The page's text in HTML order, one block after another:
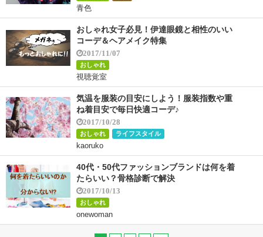
青色
おしゃれ女子必見！伊達眼鏡と相性のいい
コーデ＆ヘアメイク特集
2017/11/07
おしゃれ
視聴覚室
気温を服装の目安にしよう！服装指数や重
ね着目安で毎日快適コーデ♪
2017/10/28
おしゃれ ライフスタイル
kaoruko
40代・50代ファッションブランドは何を着
たらいい？骨格診断で解決
2017/10/13
おしゃれ
onewoman